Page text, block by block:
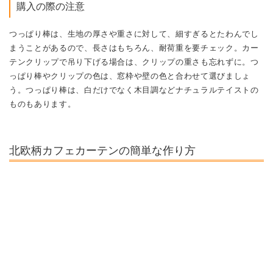
購入の際の注意
つっぱり棒は、生地の厚さや重さに対して、細すぎるとたわんでし
まうことがあるので、長さはもちろん、耐荷重を要チェック。カー
テンクリップで吊り下げる場合は、クリップの重さも忘れずに。つ
っぱり棒やクリップの色は、窓枠や壁の色と合わせて選びましょ
う。つっぱり棒は、白だけでなく木目調などナチュラルテイストの
ものもあります。
北欧柄カフェカーテンの簡単な作り方